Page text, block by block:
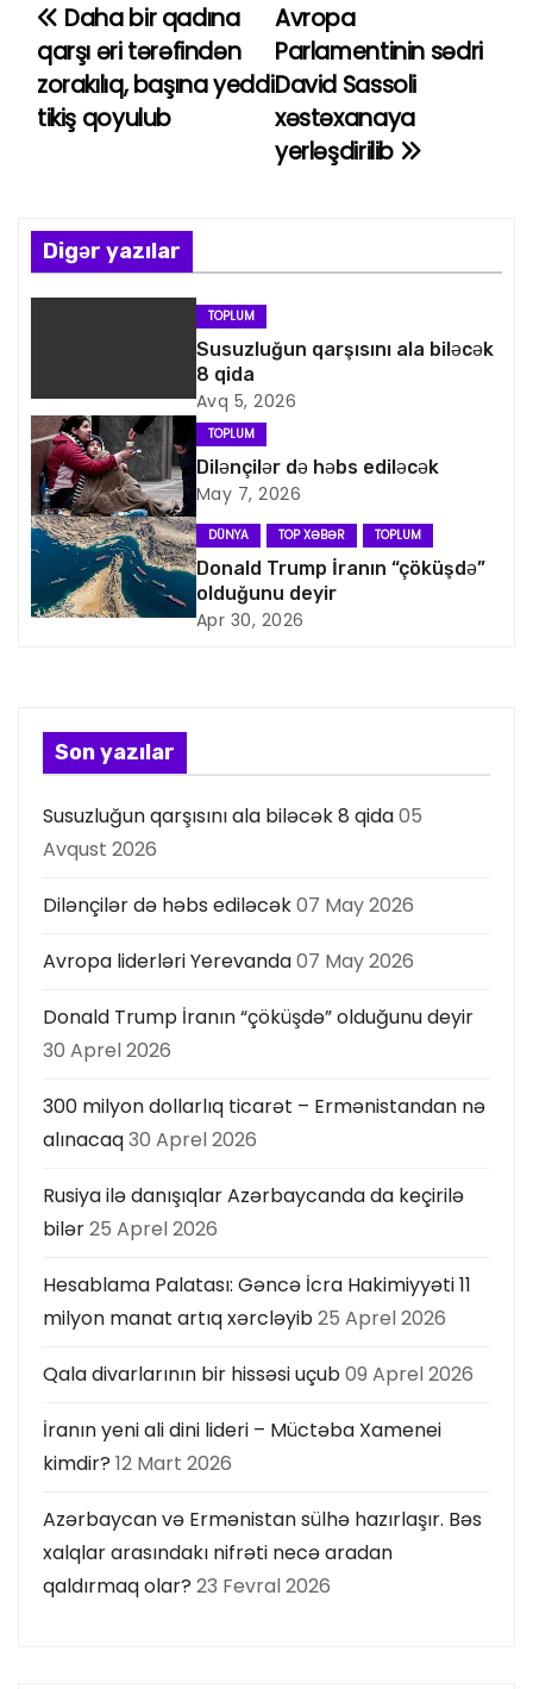
Y
a
z
n
a
q
a
s
y
s
ı
Avropa
Parlamentinin sədri
David Sassoli
xəstəxanaya
yerləşdirilib
Daha bir qadına
qarşı əri tərəfindən
zorakılıq, başına yeddi
tikiş qoyulub
Digər yazılar
TOPLUM
Susuzluğun qarşısını ala biləcək
8 qida
Avq 5, 2026
TOPLUM
Dilənçilər də həbs ediləcək
May 7, 2026
DÜNYA TOP XƏBƏR TOPLUM
Donald Trump İranın “çöküşdə”
olduğunu deyir
Apr 30, 2026
Son yazılar
Susuzluğun qarşısını ala biləcək 8 qida05
Avqust 2026
Dilənçilər də həbs ediləcək07 May 2026
Avropa liderləri Yerevanda07 May 2026
Donald Trump İranın “çöküşdə” olduğunu deyir
30 Aprel 2026
300 milyon dollarlıq ticarət – Ermənistandan nə
alınacaq30 Aprel 2026
Rusiya ilə danışıqlar Azərbaycanda da keçirilə
bilər25 Aprel 2026
Hesablama Palatası: Gəncə İcra Hakimiyyəti 11
milyon manat artıq xərcləyib25 Aprel 2026
Qala divarlarının bir hissəsi uçub09 Aprel 2026
İranın yeni ali dini lideri – Müctəba Xamenei
kimdir? 12 Mart 2026
Azərbaycan və Ermənistan sülhə hazırlaşır. Bəs
xalqlar arasındakı nifrəti necə aradan
qaldırmaq olar? 23 Fevral 2026